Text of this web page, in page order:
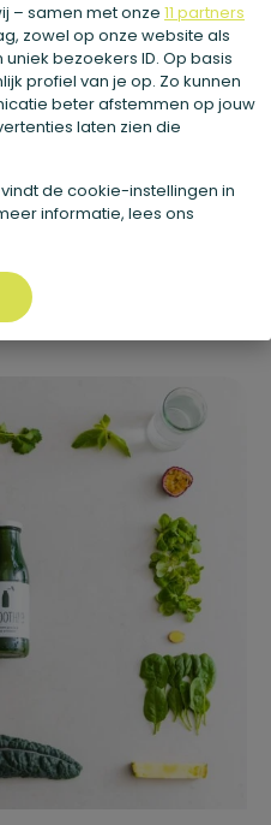
– samen met onze 11 partners
zowel op onze website als
bezoekers ID. Op basis
profiel van je op. Zo kunnen
beter afstemmen op jouw
laten zien die
de cookie-instellingen in
informatie, lees ons